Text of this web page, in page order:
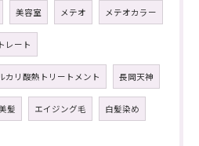
美容室 メテオ メテオカラー
レート
カリ酸熱トリートメント 長岡天神
髪 エイジング毛 白髪染め